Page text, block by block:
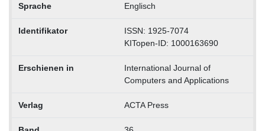
Sprache Englisch
Identifikator
ISSN: 1925-7074
KITopen-ID: 1000163690
Erschienen in
International Journal of
Computers and Applications
Verlag ACTA Press